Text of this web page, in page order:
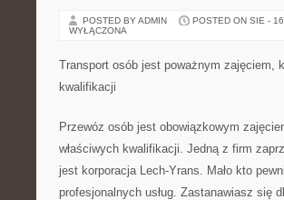
POSTED BY ADMIN POSTED ON SIE -
WYŁĄCZONA
Transport osób jest poważnym zajęciem,
kwalifikacji
Przewóz osób jest obowiązkowym
właściwych kwalifikacji. Jedną z firm
jest korporacja Lech-Yrans. Mało kto
profesjonalnych usług. Zastanawiasz się